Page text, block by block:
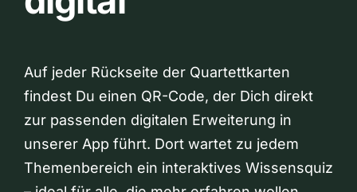
Auf jeder Rückseite der Quartettkarten
findest Du einen QR-Code, der Dich direkt
zur passenden digitalen Erweiterung in
unserer App führt. Dort wartet zu jedem
Themenbereich ein interaktives Wissensquiz